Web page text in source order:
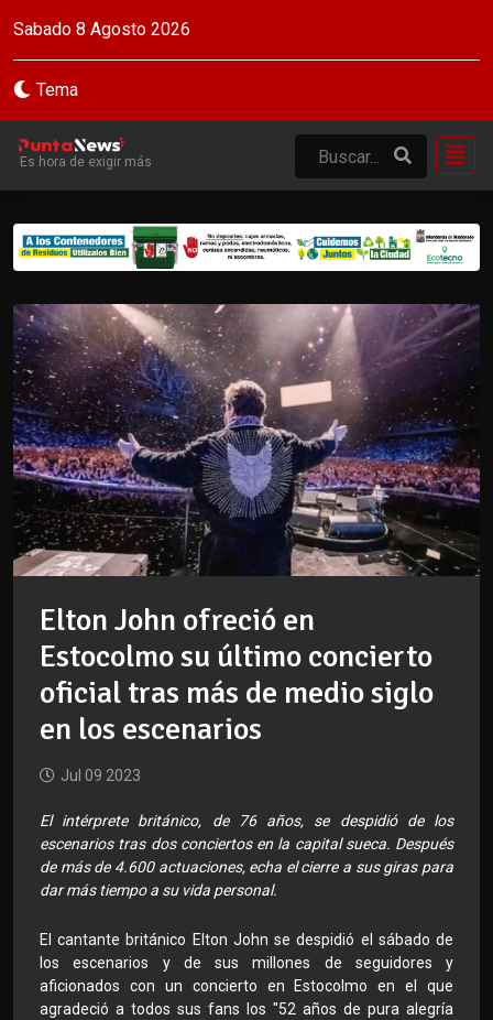
Sabado 8 Agosto 2026
Tema
Es hora de exigir más
Elton John ofreció en
Estocolmo su último concierto
oficial tras más de medio siglo
en los escenarios
Jul 09 2023
El intérprete británico, de 76 años, se despidió de los
escenarios tras dos conciertos en la capital sueca. Después
de más de 4.600 actuaciones, echa el cierre a sus giras para
dar más tiempo a su vida personal.
El cantante británico Elton John se despidió el sábado de
los escenarios y de sus millones de seguidores y
aficionados con un concierto en Estocolmo en el que
agradeció a todos sus fans los "52 años de pura alegría